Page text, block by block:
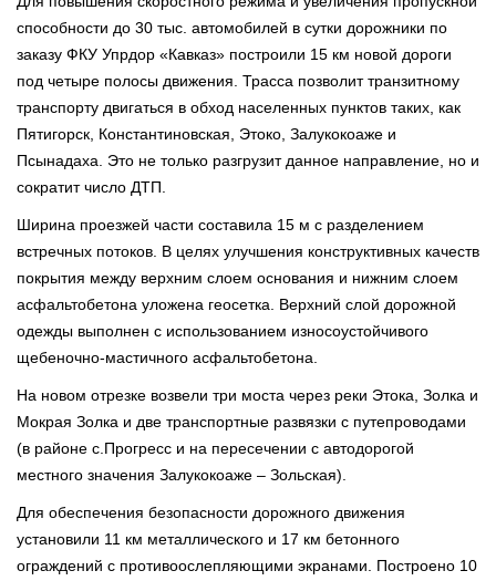
способности до 30 тыс. автомобилей в сутки дорожники по
заказу ФКУ Упрдор «Кавказ» построили 15 км новой дороги
под четыре полосы движения. Трасса позволит транзитному
транспорту двигаться в обход населенных пунктов таких, как
Пятигорск, Константиновская, Этоко, Залукокоаже и
Псынадаха. Это не только разгрузит данное направление, но и
сократит число ДТП.
Ширина проезжей части составила 15 м с разделением
встречных потоков. В целях улучшения конструктивных качеств
покрытия между верхним слоем основания и нижним слоем
асфальтобетона уложена геосетка. Верхний слой дорожной
одежды выполнен с использованием износоустойчивого
щебеночно-мастичного асфальтобетона.
На новом отрезке возвели три моста через реки Этока, Золка и
Мокрая Золка и две транспортные развязки с путепроводами
(в районе с.Прогресс и на пересечении с автодорогой
местного значения Залукокоаже – Зольская).
Для обеспечения безопасности дорожного движения
установили 11 км металлического и 17 км бетонного
ограждений с противоослепляющими экранами. Построено 10